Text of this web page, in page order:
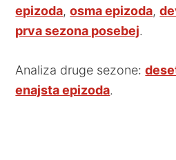
epizoda,osma epizoda,
prva sezona posebej.
Analiza druge sezone:
enajsta epizoda.